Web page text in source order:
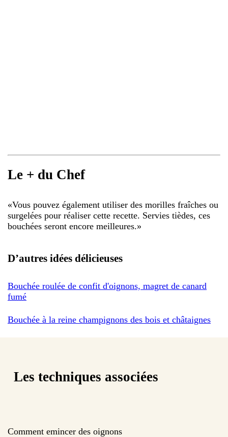
Le + du Chef
«Vous pouvez également utiliser des morilles fraîches ou
surgelées pour réaliser cette recette. Servies tièdes, ces
bouchées seront encore meilleures.»
D’autres idées délicieuses
Bouchée roulée de confit d'oignons, magret de canard
fumé
Bouchée à la reine champignons des bois et châtaignes
Les techniques associées
Comment emincer des oignons